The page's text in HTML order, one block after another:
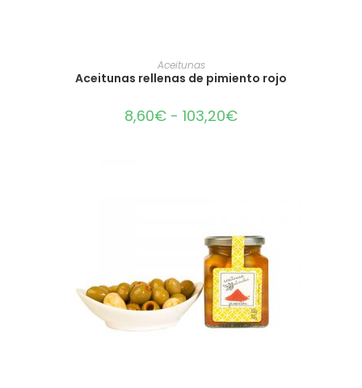
SELECCIONAR OPCIONES
Aceitunas
Aceitunas rellenas de pimiento rojo
8,60€ - 103,20€